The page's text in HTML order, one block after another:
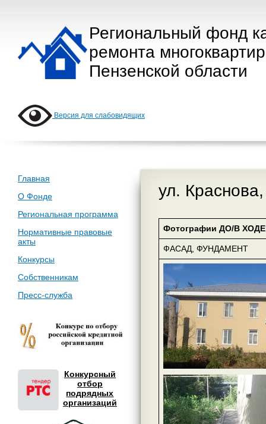
Региональный фонд
ремонта
Пензенской области
Версия для слабовидящих
Главная
О Фонде
Региональная программа
Нормативные правовые
акты
Конкурсы
Собственникам
Пресс-служба
Конкурсный
отбор
подрядных
организаций
ул.
Фотографии ДО/В ХОДЕ
ФАСАД, ФУНДАМЕНТ